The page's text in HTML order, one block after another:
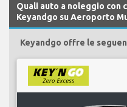
Quali auto a noleggio con
Keyandgo su Aeroporto
Keyandgo offre le